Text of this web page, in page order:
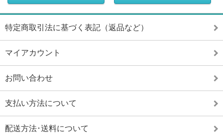
特定商取引法に基づく表記（返品など）
マイアカウント
お問い合わせ
支払い方法について
配送方法･送料について